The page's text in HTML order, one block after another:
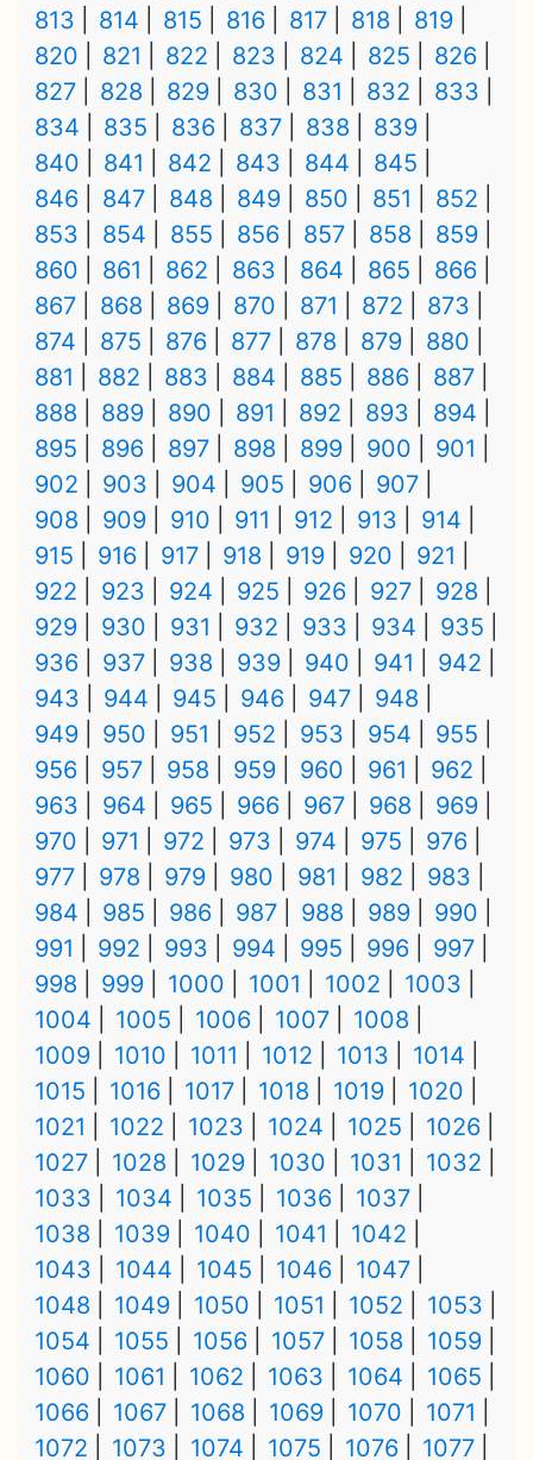
813
814 815 816 817 818
819
820
821 822 823 824 825
826
827
828 829 830 831 832
833
834
835 836 837 838
839
840
841 842 843 844
845
846
847 848 849 850 851
852
853
854 855 856 857 858
859
860
861 862 863 864 865
866
867
868 869 870 871 872
873
874
875 876 877 878 879
880
881
882 883 884 885 886
887
888
889 890 891 892 893
894
895
896 897 898 899 900
901
902
903 904 905 906
907
908
909 910 911 912 913
914
915
916 917 918 919 920
921
922
923 924 925 926 927
928
929
930 931 932 933 934
935
936
937 938 939 940 941
942
943
944 945 946 947
948
949
950 951 952 953 954
955
956
957 958 959 960 961
962
963
964 965 966 967 968
969
970
971 972 973 974 975
976
977
978 979 980 981 982
983
984
985 986 987 988 989
990
991
992 993 994 995 996
997
998
999 1000 1001 1002
1003
1004
1005 1006 1007
1008
1009
1010 1011 1012 1013
1014
1015
1016 1017 1018 1019
1020
1021
1022 1023 1024 1025
1026
1027
1028 1029 1030 1031
1032
1033
1034 1035 1036
1037
1038
1039 1040 1041
1042
1043
1044 1045 1046
1047
1048
1049 1050 1051 1052
1053
1054
1055 1056 1057 1058
1059
1060
1061 1062 1063 1064
1065
1066
1067 1068 1069 1070
1071
1072
1073 1074 1075 1076 1077